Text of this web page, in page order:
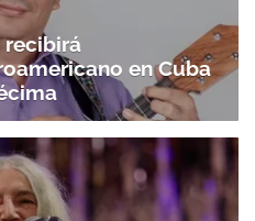
recibirá
en Cuba